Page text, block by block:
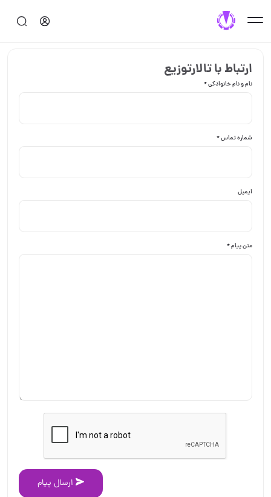
ارتباط با تالارتوزیع
نام و نام خانوادکی *
شماره تماس *
ایمیل
متن پیام *
ارسال پیام